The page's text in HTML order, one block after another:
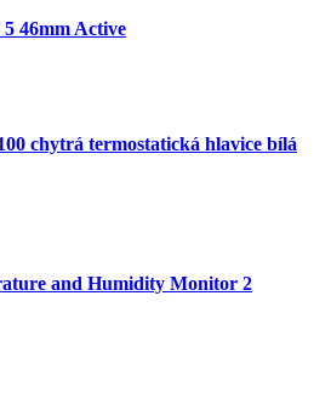
46mm Active
chytrá termostatická hlavice bílá
and Humidity Monitor 2